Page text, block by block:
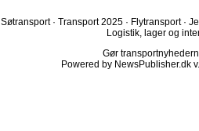
Søtransport · Transport 2025 · Flytransport ·
Logistik, lager og
Gør
Powered by NewsPublisher.dk